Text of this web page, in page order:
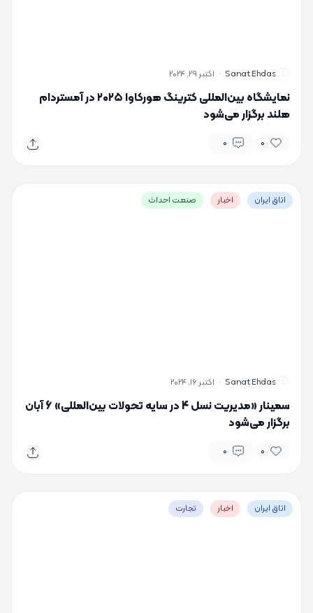
Sanat Ehdas
· اکتبر 29, 2024
نمایشگاه بین‌المللی کترینگ هورکاوا ۲۰۲۵ در آمستردام
هلند برگزار می‌شود
0
0
اتاق ایران اخبار صنعت احداث
Sanat Ehdas
· اکتبر 16, 2024
سمینار «مدیریت نسل 4 در سایه تحولات بین‌المللی» 6 آبان
برگزار می‌شود
0
0
اتاق ایران اخبار تجارت